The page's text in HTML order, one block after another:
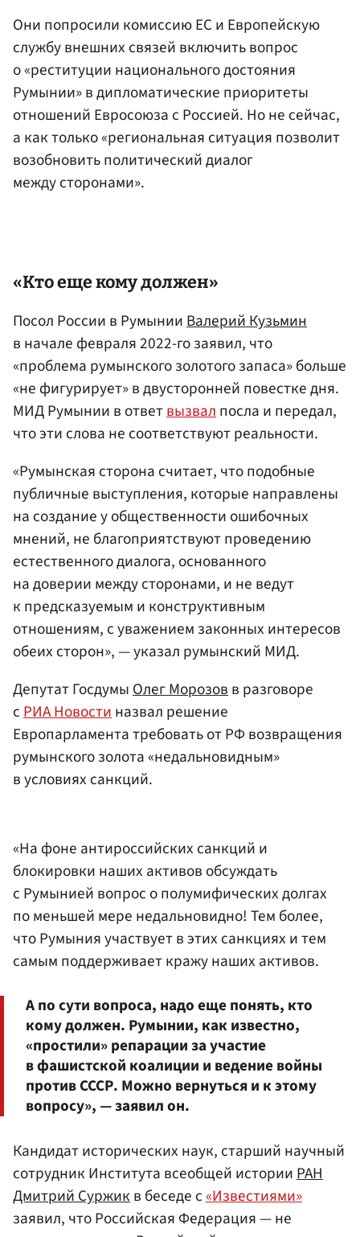
Они попросили комиссию ЕС и Европейскую
службу внешних связей включить вопрос
о «реституции национального достояния
Румынии» в дипломатические приоритеты
отношений Евросоюза с Россией. Но не сейчас,
а как только «региональная ситуация позволит
возобновить политический диалог
между сторонами».
«Кто еще кому должен»
Посол России в РумынииВалерий Кузьмин
в начале февраля 2022-го заявил, что
«проблема румынского золотого запаса» больше
«не фигурирует» в двусторонней повестке дня.
МИД Румынии в ответвызвалпосла и передал,
что эти слова не соответствуют реальности.
«Румынская сторона считает, что подобные
публичные выступления, которые направлены
на создание у общественности ошибочных
мнений, не благоприятствуют проведению
естественного диалога, основанного
на доверии между сторонами, и не ведут
к предсказуемым и конструктивным
отношениям, с уважением законных интересов
обеих сторон», — указал румынский МИД.
Депутат ГосдумыОлег Морозовв разговоре
сРИА Новостиназвал решение
Европарламента требовать от РФ возвращения
румынского золота «недальновидным»
в условиях санкций.
«На фоне антироссийских санкций и
блокировки наших активов обсуждать
с Румынией вопрос о полумифических долгах
по меньшей мере недальновидно! Тем более,
что Румыния участвует в этих санкциях и тем
самым поддерживает кражу наших активов.
А по сути вопроса, надо еще понять, кто
кому должен. Румынии, как известно,
«простили» репарации за участие
в фашистской коалиции и ведение войны
против СССР. Можно вернуться и к этому
вопросу», — заявил он.
Кандидат исторических наук, старший научный
сотрудник Института всеобщей историиРАН
Дмитрий Суржикв беседе с«Известиями»
заявил, что Российская Федерация — не